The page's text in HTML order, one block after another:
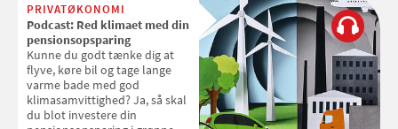
PRIVATØKONOMI
Podcast: Red klimaet med din
pensionsopsparing
Kunne du godt tænke dig at
flyve, køre bil og tage lange
varme bade med god
klimasamvittighed? Ja, så skal
du blot investere din